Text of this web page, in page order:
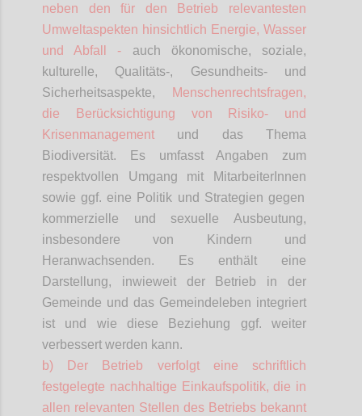
neben den für den Betrieb relevantesten
Umweltaspekten hinsichtlich Energie, Wasser
und Abfall - auch ökonomische, soziale,
kulturelle, Qualitäts-, Gesundheits- und
Sicherheitsaspekte,
Menschenrechtsfragen,
die Berücksichtigung von Risiko- und
Krisenmanagement und das Thema
Biodiversität. Es umfasst Angaben zum
respektvollen Umgang mit
MitarbeiterInnen
sowie ggf. eine Politik und Strategien gegen
kommerzielle und sexuelle Ausbeutung,
insbesondere von Kindern und
Heranwachsenden. Es enthält eine
Darstellung, inwieweit der Betrieb in der
Gemeinde und das Gemeindeleben integriert
ist und wie diese Beziehung ggf. weiter
verbessert werden kann.
b) Der Betrieb verfolgt eine schriftlich
festgelegte nachhaltige Einkaufspolitik, die in
allen relevanten Stellen des Betriebs bekannt